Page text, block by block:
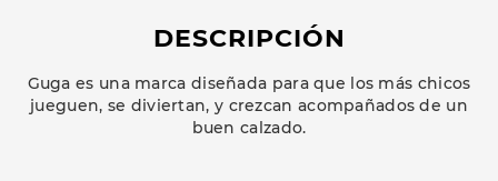
DESCRIPCIÓN
Guga es una marca diseñada para que los más chicos
jueguen, se diviertan, y crezcan acompañados de un
buen calzado.